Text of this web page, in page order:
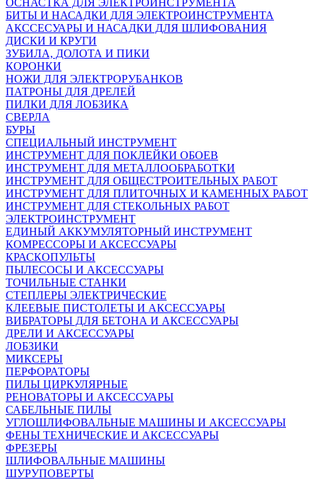
ОСНАСТКА ДЛЯ ЭЛЕКТРОИНСТРУМЕНТА
БИТЫ И НАСАДКИ ДЛЯ ЭЛЕКТРОИНСТРУМЕНТА
АКССЕСУАРЫ И НАСАДКИ ДЛЯ ШЛИФОВАНИЯ
ДИСКИ И КРУГИ
ЗУБИЛА, ДОЛОТА И ПИКИ
КОРОНКИ
НОЖИ ДЛЯ ЭЛЕКТРОРУБАНКОВ
ПАТРОНЫ ДЛЯ ДРЕЛЕЙ
ПИЛКИ ДЛЯ ЛОБЗИКА
СВЕРЛА
БУРЫ
СПЕЦИАЛЬНЫЙ ИНСТРУМЕНТ
ИНСТРУМЕНТ ДЛЯ ПОКЛЕЙКИ ОБОЕВ
ИНСТРУМЕНТ ДЛЯ МЕТАЛЛООБРАБОТКИ
ИНСТРУМЕНТ ДЛЯ ОБЩЕСТРОИТЕЛЬНЫХ РАБОТ
ИНСТРУМЕНТ ДЛЯ ПЛИТОЧНЫХ И КАМЕННЫХ РАБОТ
ИНСТРУМЕНТ ДЛЯ СТЕКОЛЬНЫХ РАБОТ
ЭЛЕКТРОИНСТРУМЕНТ
ЕДИНЫЙ АККУМУЛЯТОРНЫЙ ИНСТРУМЕНТ
КОМРЕССОРЫ И АКСЕССУАРЫ
КРАСКОПУЛЬТЫ
ПЫЛЕСОСЫ И АКСЕССУАРЫ
ТОЧИЛЬНЫЕ СТАНКИ
СТЕПЛЕРЫ ЭЛЕКТРИЧЕСКИЕ
КЛЕЕВЫЕ ПИСТОЛЕТЫ И АКСЕССУАРЫ
ВИБРАТОРЫ ДЛЯ БЕТОНА И АКСЕССУАРЫ
ДРЕЛИ И АКСЕССУАРЫ
ЛОБЗИКИ
МИКСЕРЫ
ПЕРФОРАТОРЫ
ПИЛЫ ЦИРКУЛЯРНЫЕ
РЕНОВАТОРЫ И АКСЕССУАРЫ
САБЕЛЬНЫЕ ПИЛЫ
УГЛОШЛИФОВАЛЬНЫЕ МАШИНЫ И АКСЕССУАРЫ
ФЕНЫ ТЕХНИЧЕСКИЕ И АКСЕССУАРЫ
ФРЕЗЕРЫ
ШЛИФОВАЛЬНЫЕ МАШИНЫ
ШУРУПОВЕРТЫ